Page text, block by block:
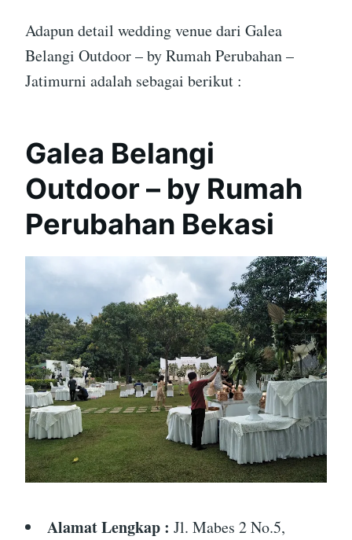
Adapun detail wedding venue dari Galea
Belangi Outdoor – by Rumah Perubahan –
Jatimurni adalah sebagai berikut :
Galea Belangi
Outdoor – by Rumah
Perubahan Bekasi
Alamat Lengkap : Jl. Mabes 2 No.5,